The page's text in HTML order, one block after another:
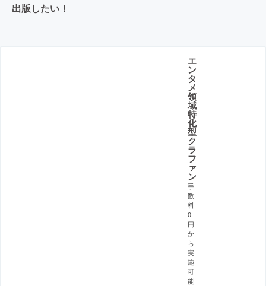
出版したい！
エ
ン
タ
メ
領
域
特
化
型
ク
ラ
フ
ァ
ン
手
数
料
0
円
か
ら
実
施
可
能